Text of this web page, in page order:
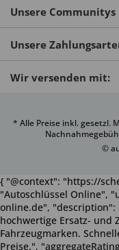
Unsere Communitys
Unsere
Wir versenden mit:
* Alle Preise inkl. gesetzl.
©
{ "@context": "https://
"Autoschlüssel Online",
online.de",
hochwertige Ersatz- und
Fahrzeugmarken.
Preise.",